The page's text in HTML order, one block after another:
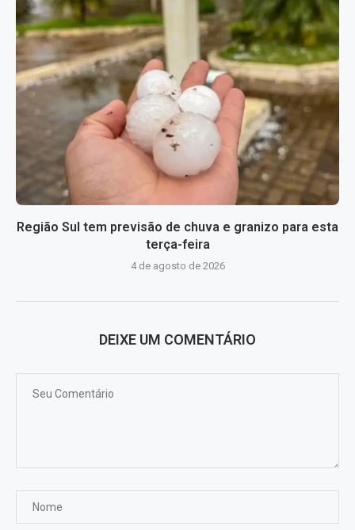
Região Sul tem previsão de chuva e granizo para esta
terça-feira
4 de agosto de 2026
DEIXE UM COMENTÁRIO